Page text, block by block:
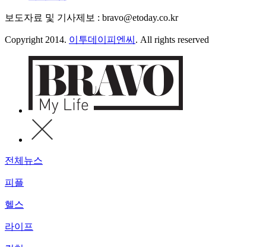
보도자료 및 기사제보 : bravo@etoday.co.kr
Copyright 2014. 이투데이피엔씨 . All rights reserved
전체뉴스
피플
헬스
라이프